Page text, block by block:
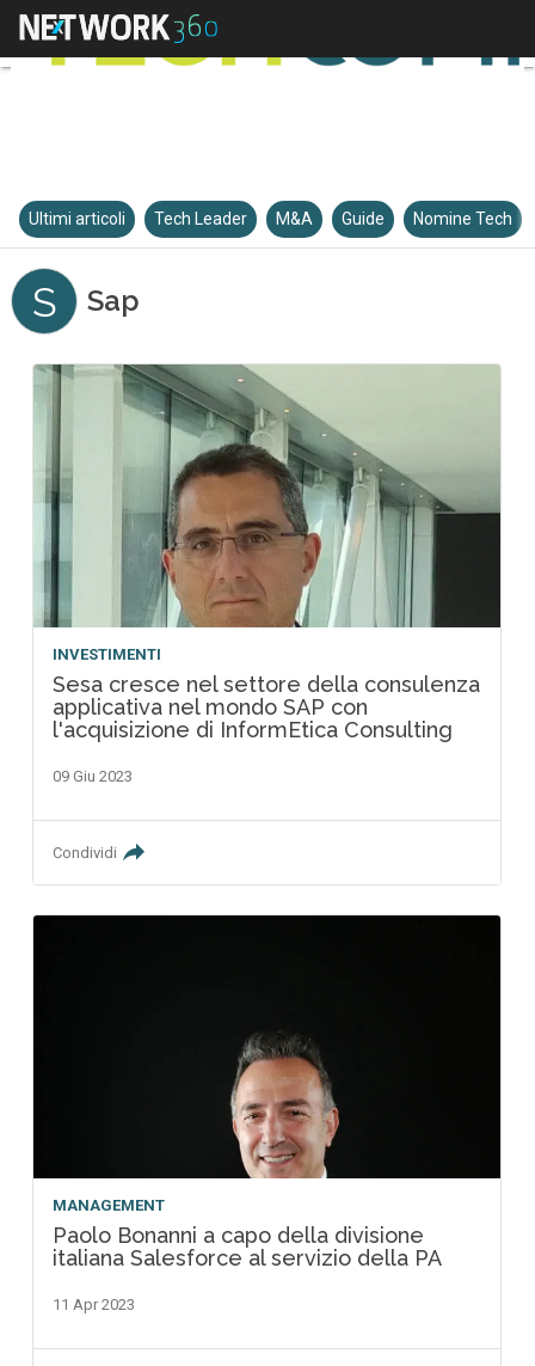
Ultimi articoli Tech Leader M&A Guide Nomine Tech
S Sap
INVESTIMENTI
Sesa cresce nel settore della consulenza
applicativa nel mondo SAP con
l'acquisizione di InformEtica Consulting
09 Giu 2023
Condividi
MANAGEMENT
Paolo Bonanni a capo della divisione
italiana Salesforce al servizio della PA
11 Apr 2023